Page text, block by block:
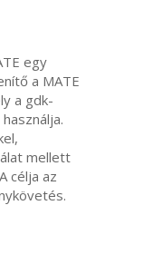
egy
a MATE
a gdk-
mellett
célja az